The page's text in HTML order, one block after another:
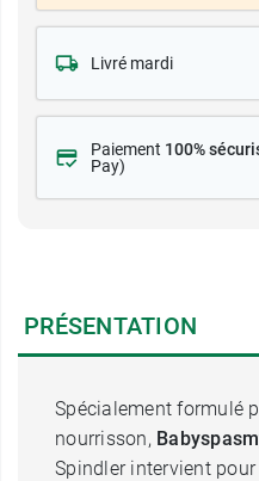
Livré mardi
Paiement 100%
Pay)
PRÉSENTATION
Spécialement formulé
nourrisson,
Spindler intervient